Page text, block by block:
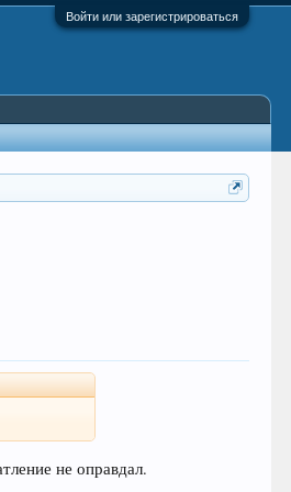
Войти или зарегистрироваться
не оправдал.